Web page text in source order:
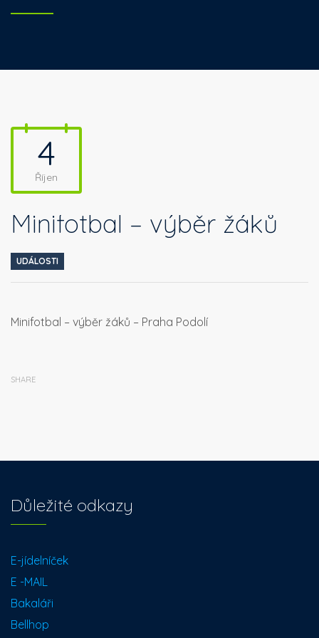
4
Říjen
Minifotbal – výběr žáků
UDÁLOSTI
Minifotbal – výběr žáků – Praha Podolí
SHARE
Důležité odkazy
E-jídelníček
E -MAIL
Bakaláři
Bellhop